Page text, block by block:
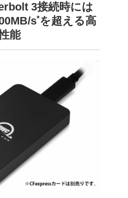
3接続時には
s*を超える高
能